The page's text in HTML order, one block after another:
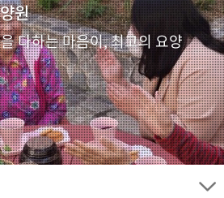
원
다하는 마음이, 최고의 요양